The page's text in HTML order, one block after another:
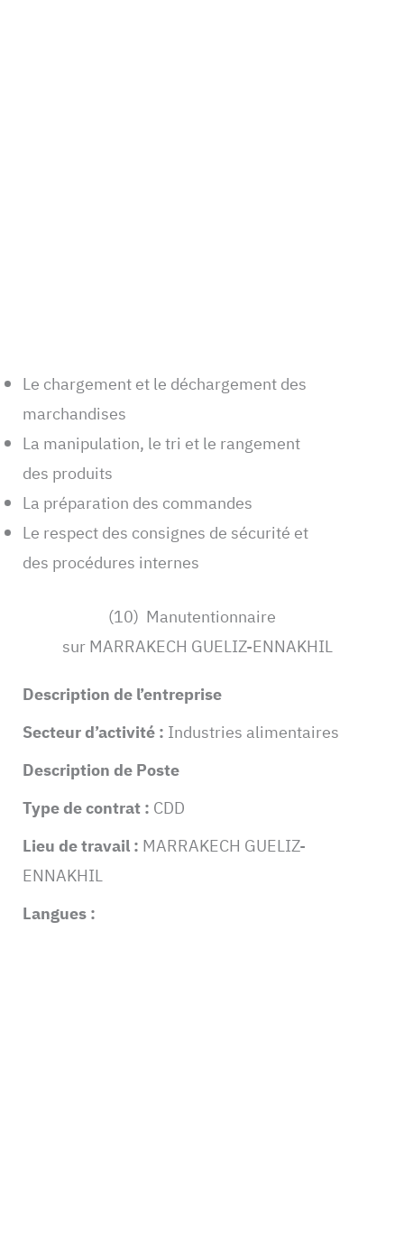
Le chargement et le déchargement des
marchandises
La manipulation, le tri et le rangement
des produits
La préparation des commandes
Le respect des consignes de sécurité et
des procédures internes
(10) Manutentionnaire
sur MARRAKECH GUELIZ-ENNAKHIL
Description de l’entreprise
Secteur d’activité : Industries alimentaires
Description de Poste
Type de contrat : CDD
Lieu de travail : MARRAKECH GUELIZ-
ENNAKHIL
Langues :